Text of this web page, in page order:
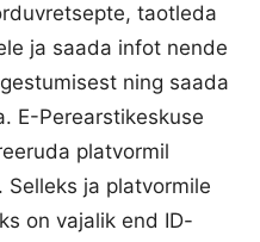
taotleda
ja saada infot nende
ning saada
E-Perearstikeskuse
platvormil
ja platvormile
on vajalik end ID-